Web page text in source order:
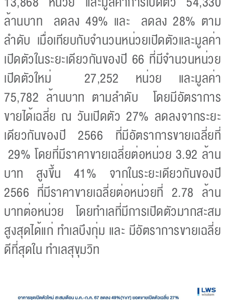
ล้านบาท ลดลง 49% และ ลดลง 28% ตาม
ลำดับ เมื่อเทียบกับจำนวนหน่วยเปิดตัวและมูลค่า
เปิดตัวในระยะเดียวกันของปี 66 ที่มีจำนวนหน่วย
เปิดตัวใหม่ 27,252 หน่วย และมูลค่า
75,782 ล้านบาท ตามลำดับ โดยมีอัตราการ
ขายได้เฉลี่ย ณ วันเปิดตัว 27% ลดลงจากระยะ
เดียวกันของปี 2566 ที่มีอัตราการขายเฉลี่ยที่
29% โดยที่มีราคาขายเฉลี่ยต่อหน่วย 3.92 ล้าน
บาท สูงขึ้น 41% จากในระยะเดียวกันของปี
2566 ที่มีราคาขายเฉลี่ยต่อหน่วยที่ 2.78 ล้าน
บาทต่อหน่วย โดยทำเลที่มีการเปิดตัวมากสะสม
สูงสุดได้แก่ ทำเลบึงกุ่ม และ มีอัตราการขายเฉลี่ย
ดีที่สุดใน ทำเลสุขุมวิท